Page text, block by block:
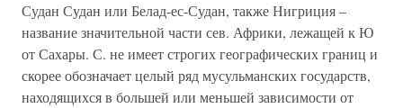
Судан Судан или Белад-ес-Судан, также Нигриция –
название значительной части сев. Африки, лежащей к Ю
от Сахары. С. не имеет строгих географических границ и
скорее обозначает целый ряд мусульманских государств,
находящихся в большей или меньшей зависимости от